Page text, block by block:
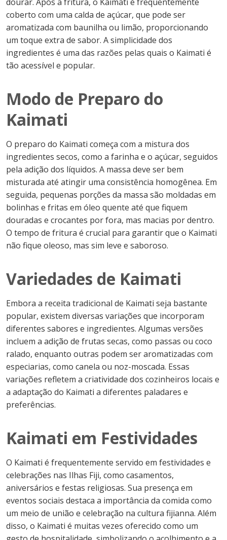
dourar. Após a fritura, o Kaimati é frequentemente
coberto com uma calda de açúcar, que pode ser
aromatizada com baunilha ou limão, proporcionando
um toque extra de sabor. A simplicidade dos
ingredientes é uma das razões pelas quais o Kaimati é
tão acessível e popular.
Modo de Preparo do
Kaimati
O preparo do Kaimati começa com a mistura dos
ingredientes secos, como a farinha e o açúcar, seguidos
pela adição dos líquidos. A massa deve ser bem
misturada até atingir uma consistência homogênea. Em
seguida, pequenas porções da massa são moldadas em
bolinhas e fritas em óleo quente até que fiquem
douradas e crocantes por fora, mas macias por dentro.
O tempo de fritura é crucial para garantir que o Kaimati
não fique oleoso, mas sim leve e saboroso.
Variedades de Kaimati
Embora a receita tradicional de Kaimati seja bastante
popular, existem diversas variações que incorporam
diferentes sabores e ingredientes. Algumas versões
incluem a adição de frutas secas, como passas ou coco
ralado, enquanto outras podem ser aromatizadas com
especiarias, como canela ou noz-moscada. Essas
variações refletem a criatividade dos cozinheiros locais e
a adaptação do Kaimati a diferentes paladares e
preferências.
Kaimati em Festividades
O Kaimati é frequentemente servido em festividades e
celebrações nas Ilhas Fiji, como casamentos,
aniversários e festas religiosas. Sua presença em
eventos sociais destaca a importância da comida como
um meio de união e celebração na cultura fijianna. Além
disso, o Kaimati é muitas vezes oferecido como um